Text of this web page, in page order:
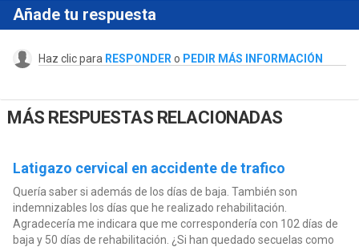
Añade tu respuesta
Haz clic para RESPONDER o PEDIR MÁS INFORMACIÓN
MÁS RESPUESTAS RELACIONADAS
Latigazo cervical en accidente de trafico
Quería saber si además de los días de baja. También son
indemnizables los días que he realizado rehabilitación.
Agradecería me indicara que me correspondería con 102 días de
baja y 50 días de rehabilitación. ¿Si han quedado secuelas como